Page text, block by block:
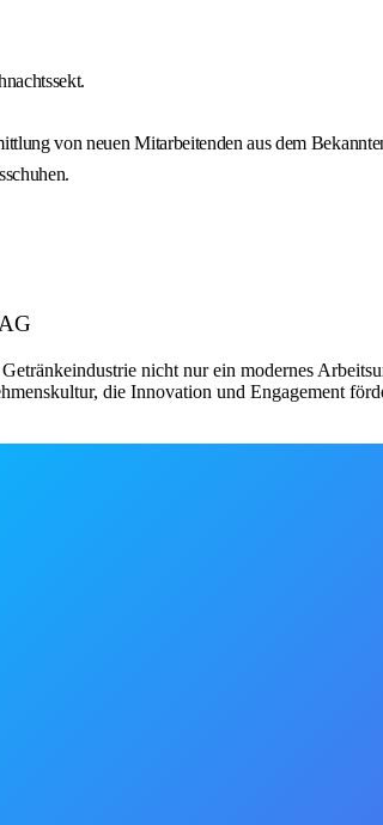
von neuen Mitarbeitenden aus dem
nicht nur ein modernes
die Innovation und Engagement